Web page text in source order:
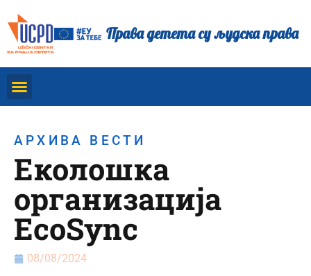
Права детета су људска права
АРХИВА ВЕСТИ
Еколошка
организација
EcoSync
08/08/2024